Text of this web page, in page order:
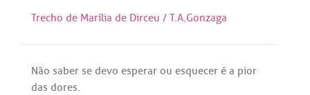
Trecho de Marília de Dirceu / T.A.Gonzaga
Não saber se devo esperar ou esquecer é a pior
das dores.